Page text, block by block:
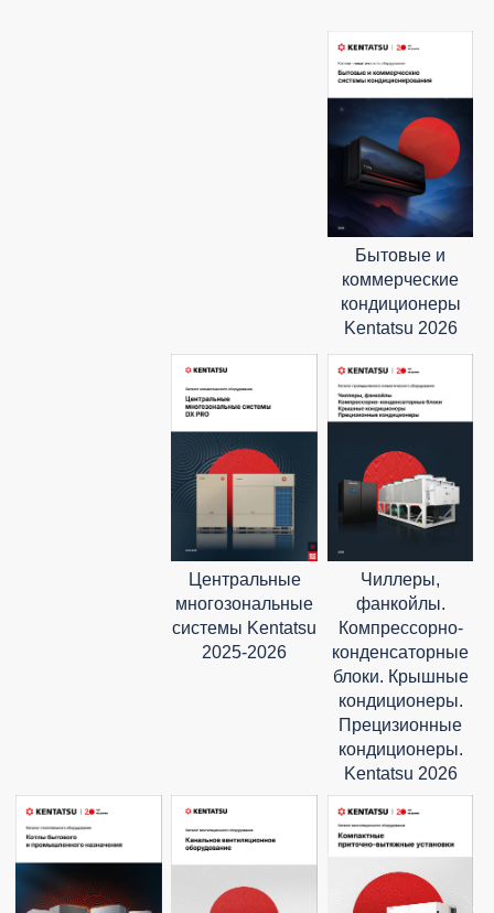
Бытовые и
коммерческие
кондиционеры
Kentatsu 2026
Центральные
многозональные
системы Kentatsu
2025-2026
Чиллеры,
фанкойлы.
Компрессорно-
конденсаторные
блоки. Крышные
кондиционеры.
Прецизионные
кондиционеры.
Kentatsu 2026